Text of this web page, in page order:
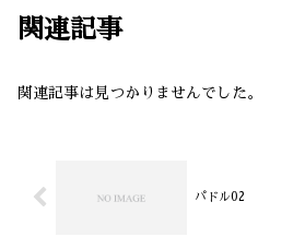
関連記事
関連記事は見つかりませんでした。
パドル02